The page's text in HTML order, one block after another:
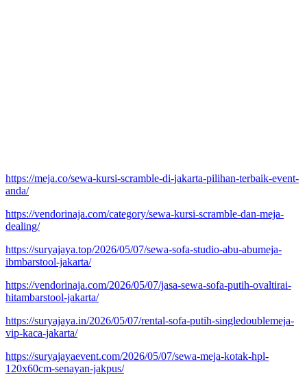
https://meja.co/sewa-kursi-scramble-di-jakarta-pilihan-terbaik-event-
anda/
https://vendorinaja.com/category/sewa-kursi-scramble-dan-meja-
dealing/
https://suryajaya.top/2026/05/07/sewa-sofa-studio-abu-abumeja-
ibmbarstool-jakarta/
https://vendorinaja.com/2026/05/07/jasa-sewa-sofa-putih-ovaltirai-
hitambarstool-jakarta/
https://suryajaya.in/2026/05/07/rental-sofa-putih-singledoublemeja-
vip-kaca-jakarta/
https://suryajayaevent.com/2026/05/07/sewa-meja-kotak-hpl-
120x60cm-senayan-jakpus/